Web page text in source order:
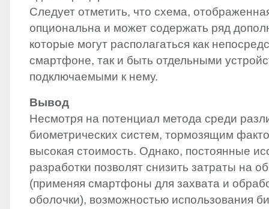
Следует отметить, что схема,
опциональна и может содержать ряд
которые могут располагаться как
смартфоне, так и быть отдельными
подключаемыми к нему.
Вывод
Несмотря на потенциал метода среди
биометрических систем, тормозящим
высокая стоимость. Однако, постоянные
разработки позволят снизить затраты на
(применяя смартфоны для захвата и
оболочки), возможностью использования